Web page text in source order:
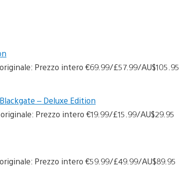
Prezzo intero €69.99/£57.99/AU$105.95
– Deluxe Edition
Prezzo intero €19.99/£15.99/AU$29.95
Prezzo intero €59.99/£49.99/AU$89.95